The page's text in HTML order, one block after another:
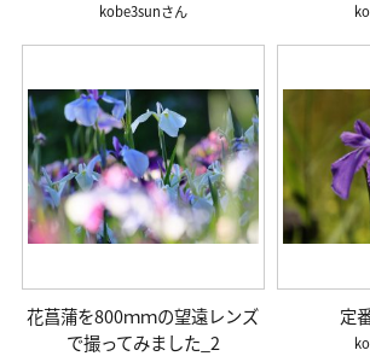
kobe3sun
花菖蒲を800ｍｍの望遠レンズ
で撮ってみました_2
定